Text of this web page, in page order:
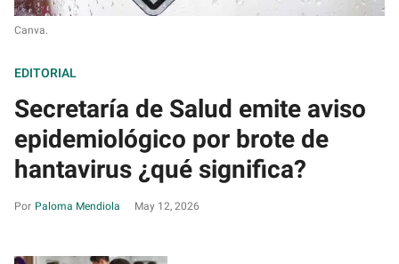
Canva.
EDITORIAL
Secretaría de Salud emite aviso
epidemiológico por brote de
hantavirus ¿qué significa?
Paloma Mendiola May 12, 2026